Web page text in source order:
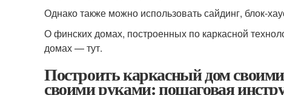
Однако также можно использовать сайдинг, блок-
О финских домах, построенных по каркасной
домах — тут.
Построить каркасный дом
своими руками: пошаговая